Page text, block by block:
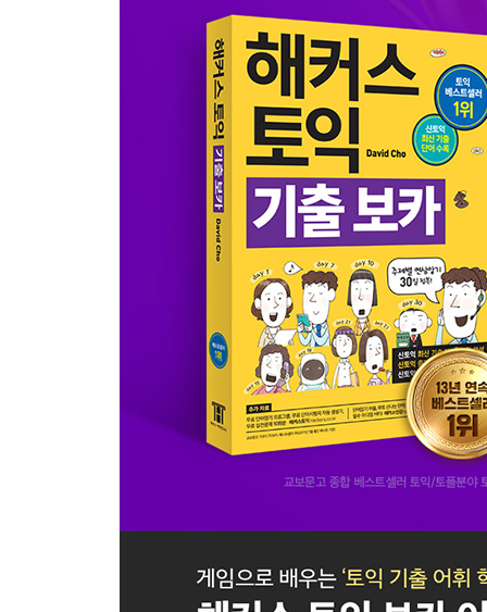
DAY 27 우정에 금이 간 투자 투자
DAY 28 낡은 집 vs. 클래식한 집, 생각하기 나름 건
DAY 29 좋은 곳에 가면 비가 와도 괜찮아? 환경
DAY 30 건강과 일, 선택 기로에 서다 건강
신토익 실전문제 3
신토익 필수 이디엄 표현 120